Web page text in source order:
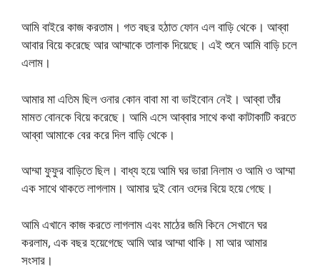
আমি বাইরে কাজ করতাম। গত বছর হঠাত ফোন এল বাড়ি থেকে। আব্বা
আবার বিয়ে করেছে আর আম্মাকে তালাক দিয়েছে। এই শুনে আমি বাড়ি চলে
এলাম।
আমার মা এতিম ছিল ওনার কোন বাবা মা বা ভাইবোন নেই। আব্বা তাঁর
মামত বোনকে বিয়ে করেছে। আমি এসে আব্বার সাথে কথা কাটাকাটি করতে
আব্বা আমাকে বের করে দিল বাড়ি থেকে।
আম্মা ফুফুর বাড়িতে ছিল। বাধ্য হয়ে আমি ঘর ভারা নিলাম ও আমি ও আম্মা
এক সাথে থাকতে লাগলাম। আমার দুই বোন ওদের বিয়ে হয়ে গেছে।
আমি এখানে কাজ করতে লাগলাম এবং মাঠের জমি কিনে সেখানে ঘর
করলাম, এক বছর হয়েগেছে আমি আর আম্মা থাকি। মা আর আমার
সংসার।